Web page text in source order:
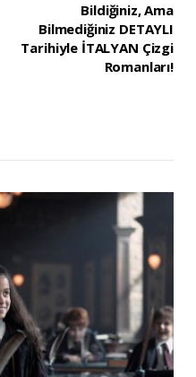
Bildiğiniz, Ama
Bilmediğiniz DETAYLI
Tarihiyle İTALYAN Çizgi
Romanları!